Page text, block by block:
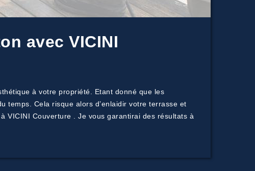
avec VICINI
à votre propriété. Etant donné que les
temps. Cela risque alors d’enlaidir votre terrasse et
VICINI Couverture . Je vous garantirai des résultats à